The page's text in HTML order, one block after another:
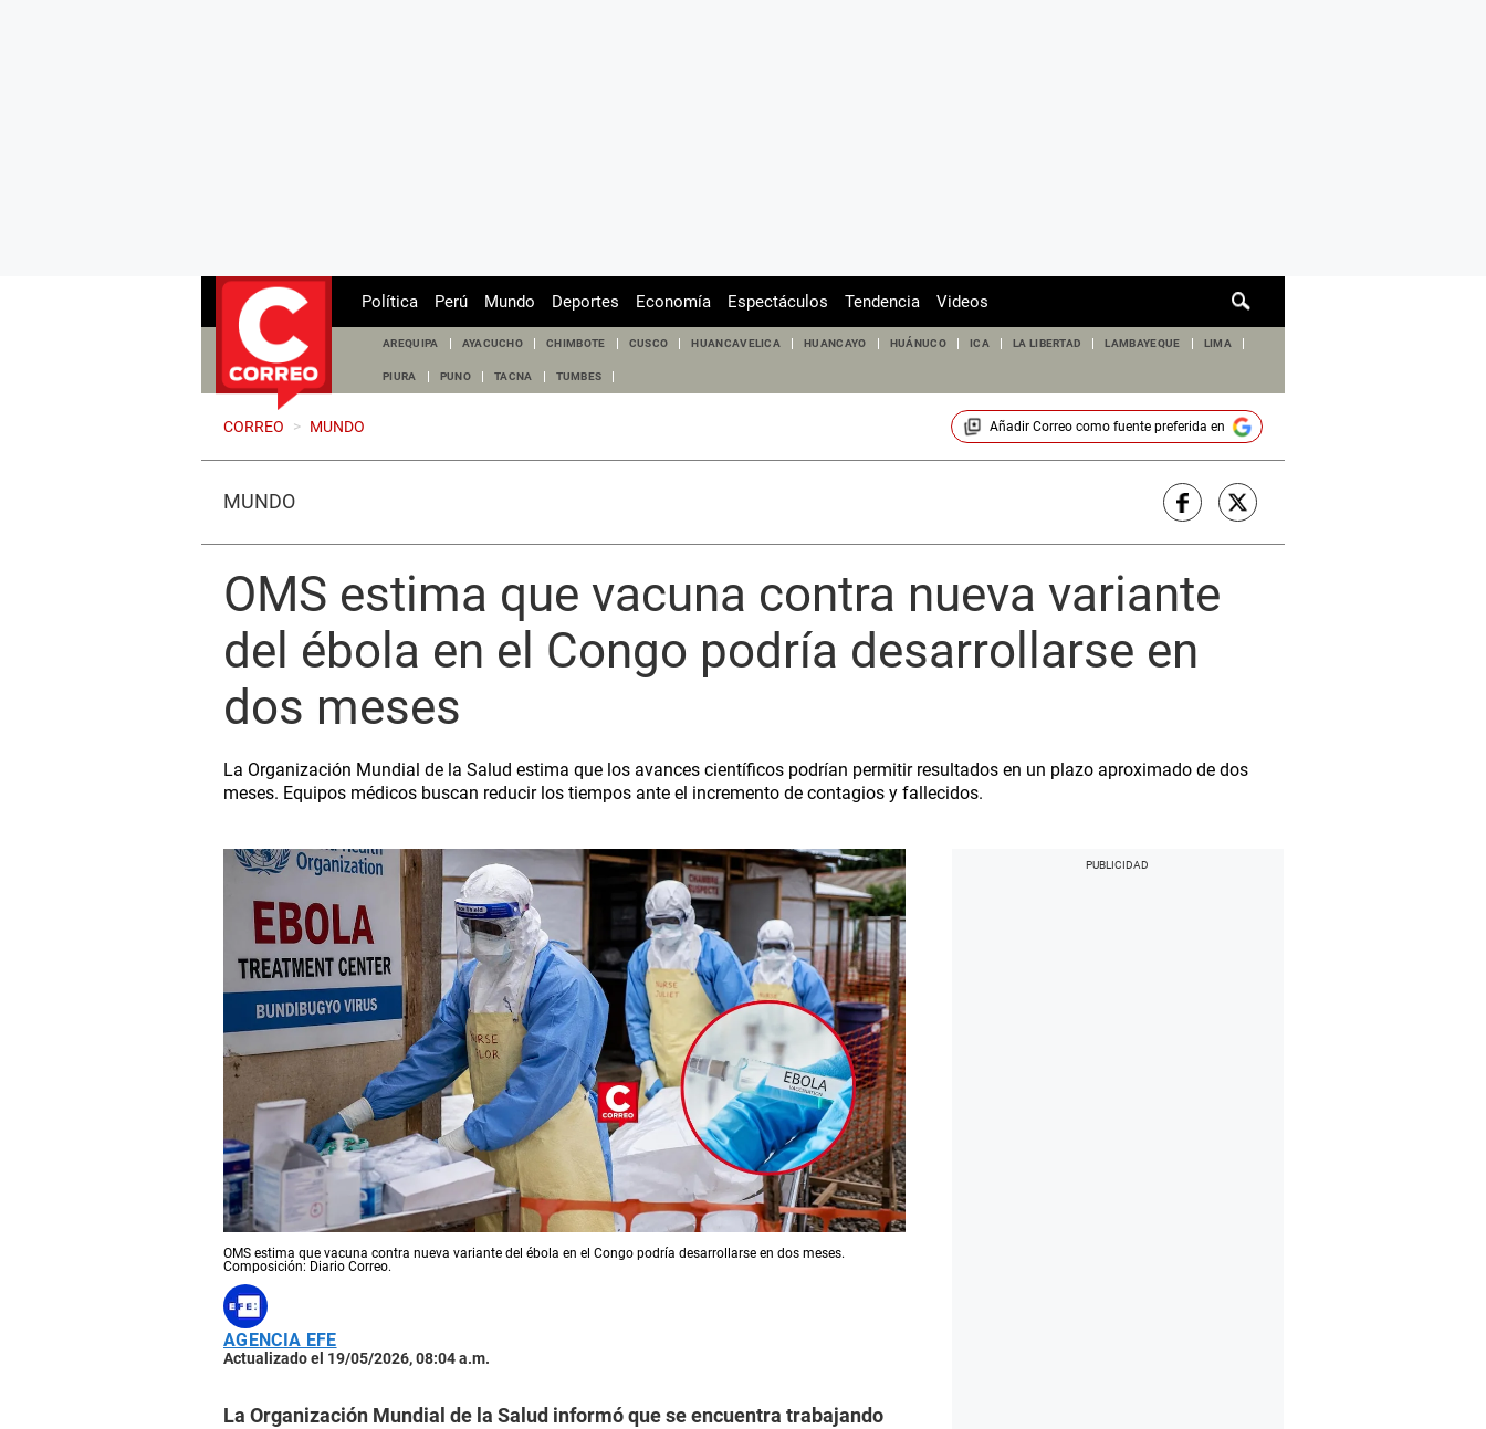
de
Política Perú Mundo Deportes Economía Espectáculos Tendencia Videos
AREQUIPA AYACUCHO CHIMBOTE CUSCO HUANCAVELICA HUANCAYO HUÁNUCO ICA LA LIBERTAD LAMBAYEQUE LIMA
PIURA PUNO TACNA TUMBES
CORREO > MUNDO Añadir Correocomo fuente preferida en
MUNDO
OMS estima que vacuna contra nueva variante
del ébola en el Congo podría desarrollarse en
dos meses
La Organización Mundial de la Salud estima que los avances científicos podrían permitir resultados en un plazo aproximado de dos
meses. Equipos médicos buscan reducir los tiempos ante el incremento de contagios y fallecidos.
OMS estima que vacuna contra nueva variante del ébola en el Congo podría desarrollarse en dos meses.
Composición: Diario Correo.
AGENCIA EFE
Actualizado el 19/05/2026, 08:04 a.m.
La Organización Mundial de la Salud informó que se encuentra trabajando